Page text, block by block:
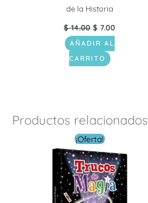
de la Historia
$14.00 $ 7.00
AÑADIR AL
CARRITO
Productos relacionados
¡Oferta!
El
precio
original
era:
$ 14.00.
actual
es:
$ 5.00.